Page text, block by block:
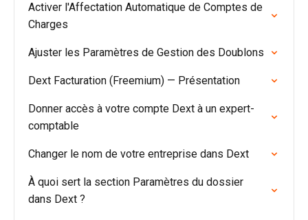
Activer l'Affectation Automatique de Comptes de
Charges
Ajuster les Paramètres de Gestion des Doublons
Dext Facturation (Freemium) — Présentation
Donner accès à votre compte Dext à un expert-
comptable
Changer le nom de votre entreprise dans Dext
À quoi sert la section Paramètres du dossier
dans Dext ?